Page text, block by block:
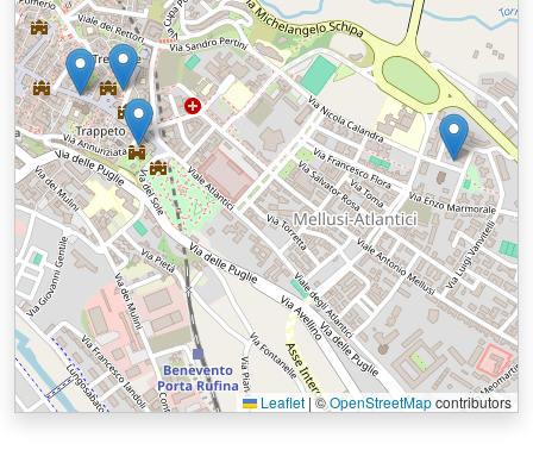
Leaflet |©OpenStreetMapcontributors